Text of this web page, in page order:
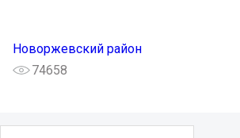
Новоржевский район
74658